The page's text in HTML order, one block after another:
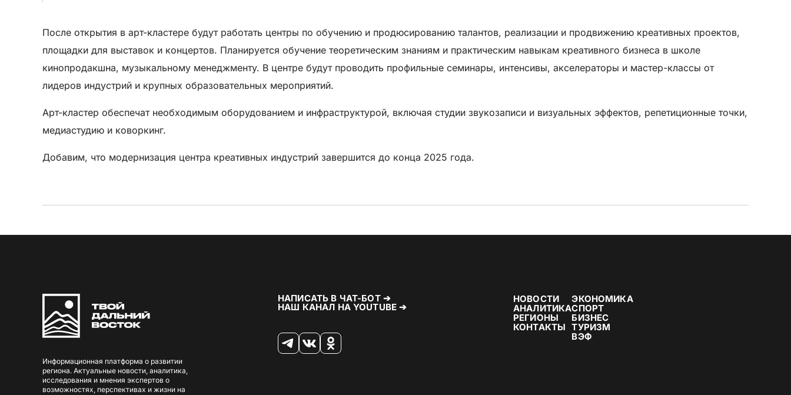
После открытия в арт-кластере будут работать центры по обучению и продюсированию талантов, реализации и продвижению креативных проектов,
площадки для выставок и концертов. Планируется обучение теоретическим знаниям и практическим навыкам креативного бизнеса в школе
кинопродакшна, музыкальному менеджменту. В центре будут проводить профильные семинары, интенсивы, акселераторы и мастер-классы от
лидеров индустрий и крупных образовательных мероприятий.
Арт-кластер обеспечат необходимым оборудованием и инфраструктурой, включая студии звукозаписи и визуальных эффектов, репетиционные точки,
медиастудию и коворкинг.
Добавим, что модернизация центра креативных индустрий завершится до конца 2025 года.
Информационная платформа о развитии
региона. Актуальные новости, аналитика,
исследования и мнения экспертов о
возможностях, перспективах и жизни на
НАПИСАТЬ В ЧАТ-БОТ ➔
НАШ КАНАЛ НА YOUTUBE ➔
НОВОСТИ
АНАЛИТИКА
РЕГИОНЫ
КОНТАКТЫ
ЭКОНОМИКА
СПОРТ
БИЗНЕС
ТУРИЗМ
ВЭФ